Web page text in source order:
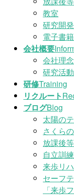
教室
研究開
電子書
会社概要
会社理念
研究活動
研修Training
リクルート
ブログBlog
太陽の
さくら
放課後
自立訓
来歩リ
セーフ
「来歩